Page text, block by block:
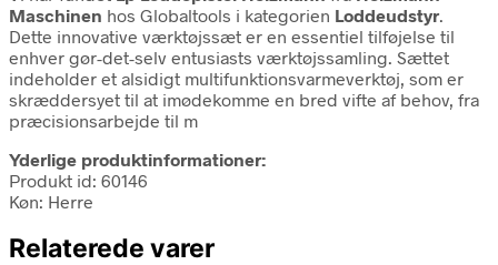
Maschinen hos Globaltools i kategorien Loddeudstyr.
Dette innovative værktøjssæt er en essentiel tilføjelse til
enhver gør-det-selv entusiasts værktøjssamling. Sættet
indeholder et alsidigt multifunktionsvarmeverktøj, som er
skræddersyet til at imødekomme en bred vifte af behov, fra
præcisionsarbejde til m
Yderlige produktinformationer:
Produkt id: 60146
Køn: Herre
Relaterede varer